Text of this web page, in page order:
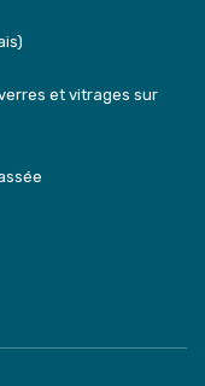
et vitrages sur